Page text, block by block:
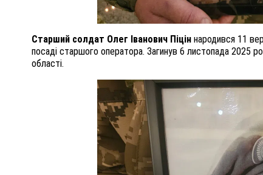
Старший солдат Олег Іванович Піцін народився 11
посаді старшого оператора. Загинув 6 листопада 2025
області.